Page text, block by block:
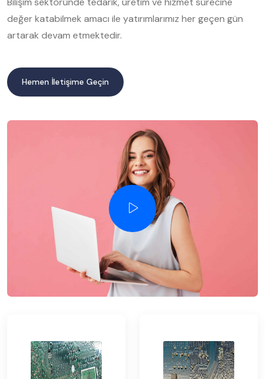
değer katabilmek amacı ile yatırımlarımız her geçen gün
artarak devam etmektedir.
Hemen İletişime Geçin